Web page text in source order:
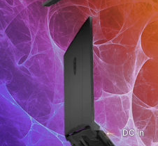
DC in